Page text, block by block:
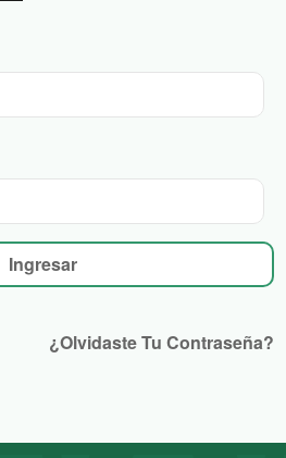
Ingresar
¿Olvidaste Tu Contraseña?